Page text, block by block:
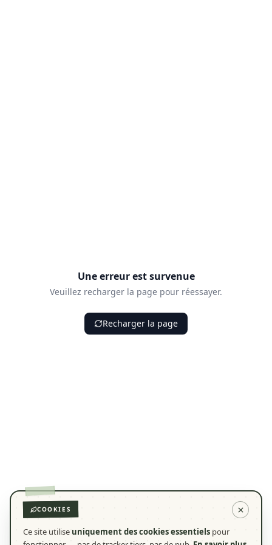
COOKIES
Ce site utilise uniquement des cookies essentiels pour
Une erreur est survenue
Veuillez recharger la page pour réessayer.
Recharger la page